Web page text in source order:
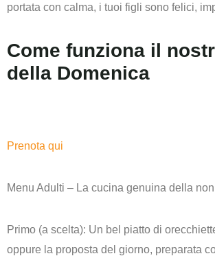
portata con calma, i tuoi figli sono felici,
Come funziona il
della Domenica
Prenota qui
Menu Adulti – La cucina genuina della
Primo (a scelta): Un bel piatto di
oppure la proposta del giorno, preparata